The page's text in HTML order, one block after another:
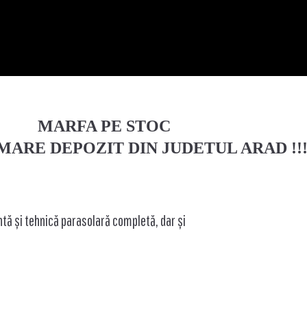
MARFA PE STOC
DEPOZIT DIN JUDETUL ARAD !!!
și tehnică parasolară completă, dar și